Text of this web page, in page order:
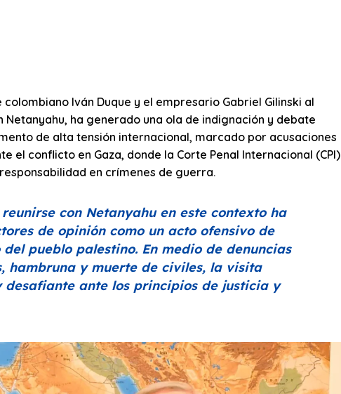
Iván Duque y el empresario Gabriel Gilinski al
ha generado una ola de indignación y debate
de alta tensión internacional, marcado por acusaciones
el conflicto en Gaza, donde la Corte Penal Internacional (CPI)
en crímenes de guerra.
con Netanyahu en este contexto ha
de opinión como un acto ofensivo de
pueblo palestino. En medio de denuncias
hambruna y muerte de civiles, la visita
ante los principios de justicia y